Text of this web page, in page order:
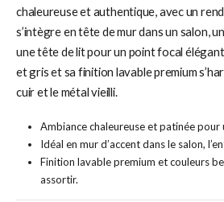
chaleureuse et authentique, avec un
s’intègre en tête de mur dans un salon,
une tête de lit pour un point focal
et gris et sa finition lavable premium
cuir et le métal vieilli.
Ambiance chaleureuse et patinée
Idéal en mur d’accent dans le salon,
Finition lavable premium et couleurs
assortir.